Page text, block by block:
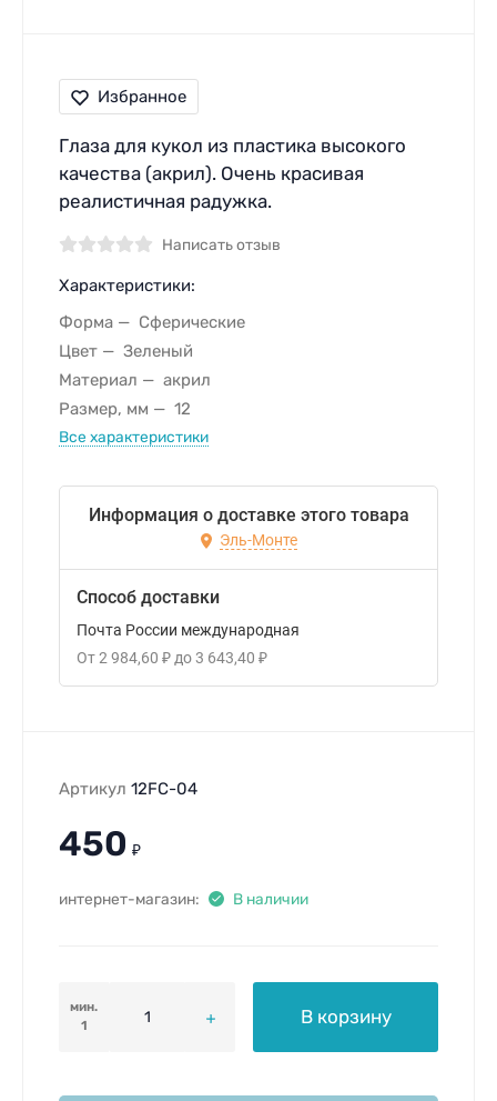
Избранное
Глаза для кукол из пластика высокого
качества (акрил). Очень красивая
реалистичная радужка.
Написать отзыв
Характеристики:
Форма
Сферические
Цвет
Зеленый
Материал
акрил
Размер, мм
12
Все характеристики
Информация о доставке этого товара
Эль-Монте
Способ доставки
Почта России международная
От
2 984,60 ₽ до 3 643,40 ₽
Артикул 12FC-04
450 ₽
интернет-магазин: В наличии
мин.
1
В корзину